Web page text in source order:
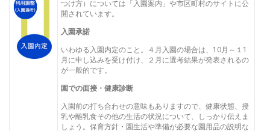
つけ方）については「入園案内」や市区町村のサイトに公
開されています。
入園承諾
いわゆる入園内定のこと。４月入園の場合は、10月～１1
月に申し込みを受け付け、２月に選考結果が発表されるの
が一般的です。
園での面接・健康診断
入園前の打ち合わせの意味もありますので、健康状態、授
乳や離乳食その他の生活の状況について、しっかり伝えま
しょう。保育方針・園生活や準備が必要な園用品の説明な